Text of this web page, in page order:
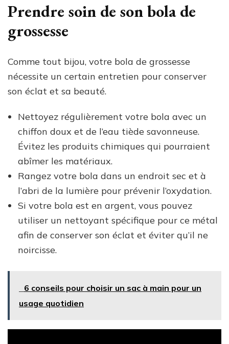
Prendre soin de son bola de
grossesse
Comme tout bijou, votre bola de grossesse
nécessite un certain entretien pour conserver
son éclat et sa beauté.
Nettoyez régulièrement votre bola avec un
chiffon doux et de l’eau tiède savonneuse.
Évitez les produits chimiques qui pourraient
abîmer les matériaux.
Rangez votre bola dans un endroit sec et à
l’abri de la lumière pour prévenir l’oxydation.
Si votre bola est en argent, vous pouvez
utiliser un nettoyant spécifique pour ce métal
afin de conserver son éclat et éviter qu’il ne
noircisse.
6 conseils pour choisir un sac à main pour un
usage quotidien